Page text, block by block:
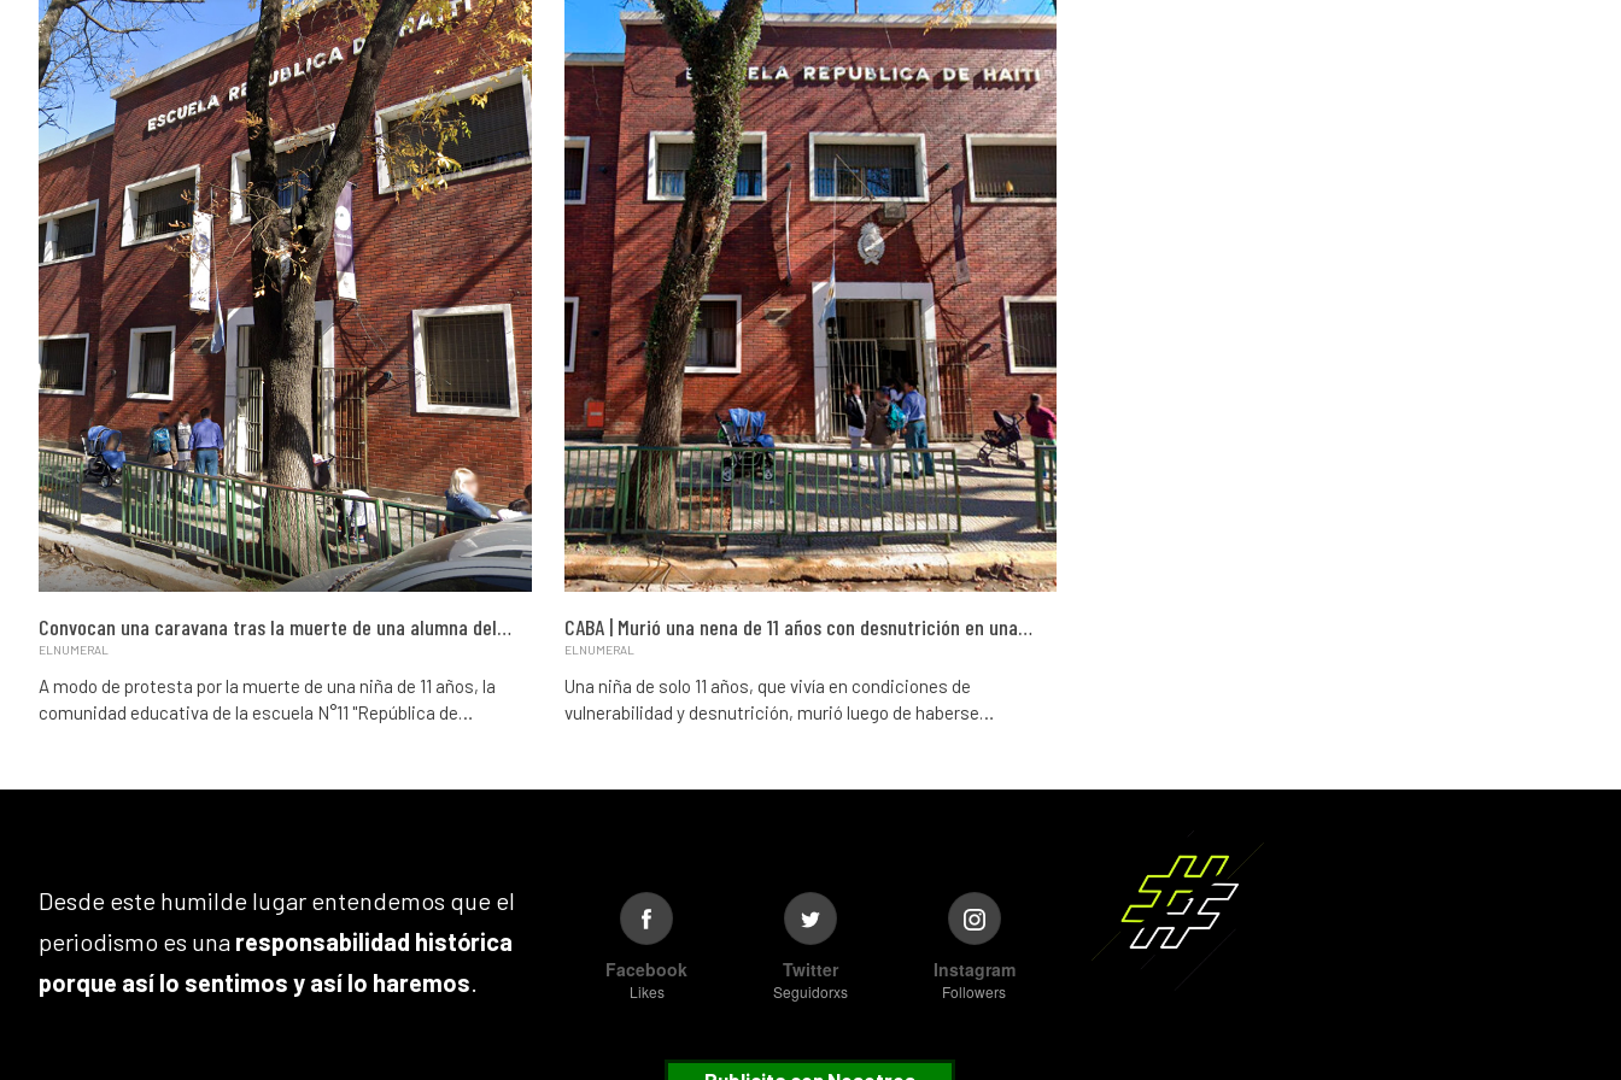
Convocan una caravana tras la muerte de una alumna del…
ELNUMERAL
A modo de protesta por la muerte de una niña de 11 años, la
comunidad educativa de la escuela N°11 "República de…
CABA | Murió una nena de 11 años con desnutrición en una…
ELNUMERAL
Una niña de solo 11 años, que vivía en condiciones de
vulnerabilidad y desnutrición, murió luego de haberse…
Desde este humilde lugar entendemos que el
periodismo es una responsabilidad histórica
porque así lo sentimos y así lo haremos
Facebook
Likes
Twitter
Seguidorxs
Instagram
Followers